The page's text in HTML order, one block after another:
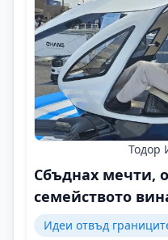
Тодор
Сбъднах мечти,
семейството
Идеи отвъд